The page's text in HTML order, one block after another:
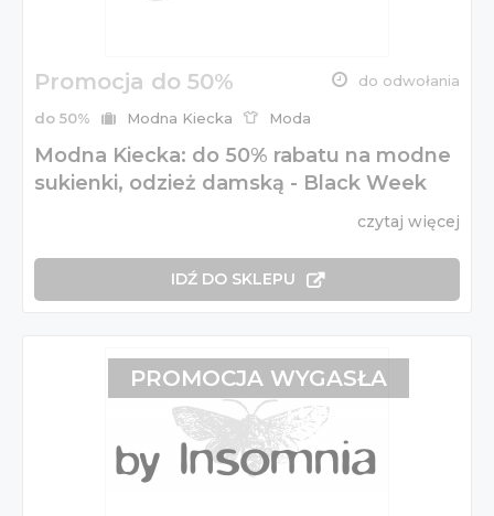
Promocja do 50% do odwołania
do 50% Modna Kiecka Moda
Modna Kiecka: do 50% rabatu na modne
sukienki, odzież damską - Black Week
czytaj więcej
IDŹ DO SKLEPU
PROMOCJA WYGASŁA